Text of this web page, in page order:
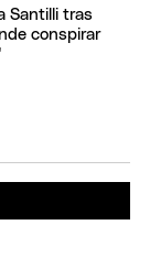
Santilli tras
conspirar